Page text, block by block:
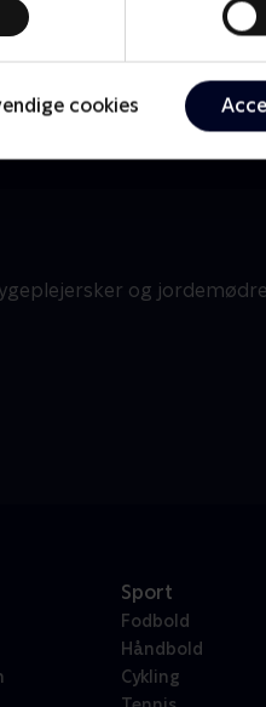
cookies
Bjergets
Drama • 15
og
Sport
Fodbold
Håndbold
Cykling